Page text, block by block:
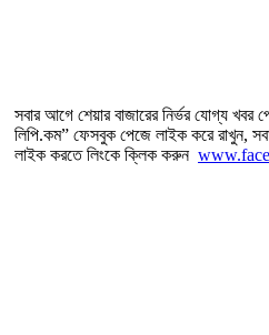
সবার আগে শেয়ার বাজারের নির্ভর যোগ্য
লিপি.কম” ফেসবুক পেজে লাইক করে রাখুন,
লাইক করতে লিংকে ক্লিক করুন